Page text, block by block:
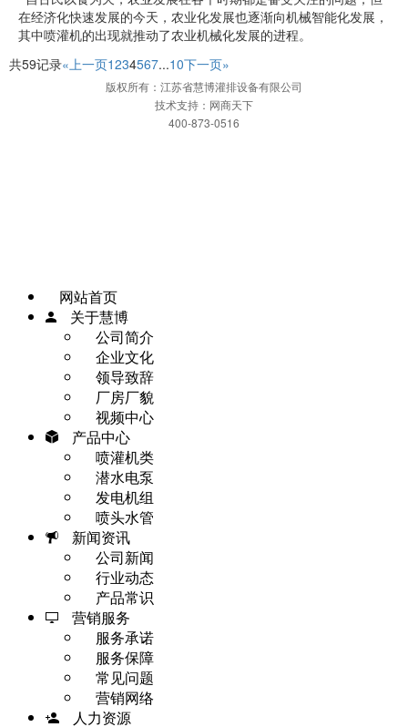
在经济化快速发展的今天，农业化发展也逐渐向机械智能化发展，
其中喷灌机的出现就推动了农业机械化发展的进程。
共59记录«上一页1234567...10下一页»
版权所有：江苏省慧博灌排设备有限公司
技术支持：网商天下
400-873-0516
网站首页
关于慧博
公司简介
企业文化
领导致辞
厂房厂貌
视频中心
产品中心
喷灌机类
潜水电泵
发电机组
喷头水管
新闻资讯
公司新闻
行业动态
产品常识
营销服务
服务承诺
服务保障
常见问题
营销网络
人力资源